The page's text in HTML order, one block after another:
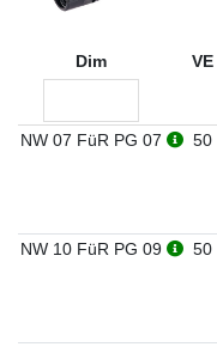
Dim VE
NW 07 FüR PG 07 50
NW 10 FüR PG 09
50